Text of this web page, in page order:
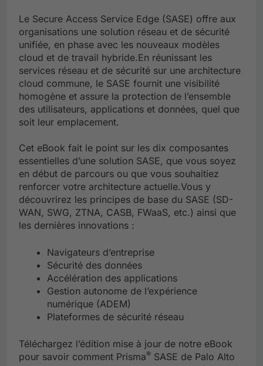
Le Secure Access Service Edge (SASE) offre aux
organisations une solution réseau et de sécurité
unifiée, en phase avec les nouveaux modèles
cloud et de travail hybride.En réunissant les
services réseau et de sécurité sur une architecture
cloud commune, le SASE fournit une visibilité
homogène et assure la protection de l’ensemble
des utilisateurs, applications et données, quel que
soit leur emplacement.
Cet eBook fait le point sur les dix composantes
essentielles d’une solution SASE, que vous soyez
en début de parcours ou que vous souhaitiez
renforcer votre architecture actuelle.Vous y
découvrirez les principes de base du SASE (SD-
WAN, SWG, ZTNA, CASB, FWaaS, etc.) ainsi que
les dernières innovations :
Navigateurs d’entreprise
Sécurité des données
Accélération des applications
Gestion autonome de l’expérience
numérique (ADEM)
Plateformes de sécurité réseau
Téléchargez l’édition mise à jour de notre eBook
pour savoir comment Prisma® SASE de Palo Alto